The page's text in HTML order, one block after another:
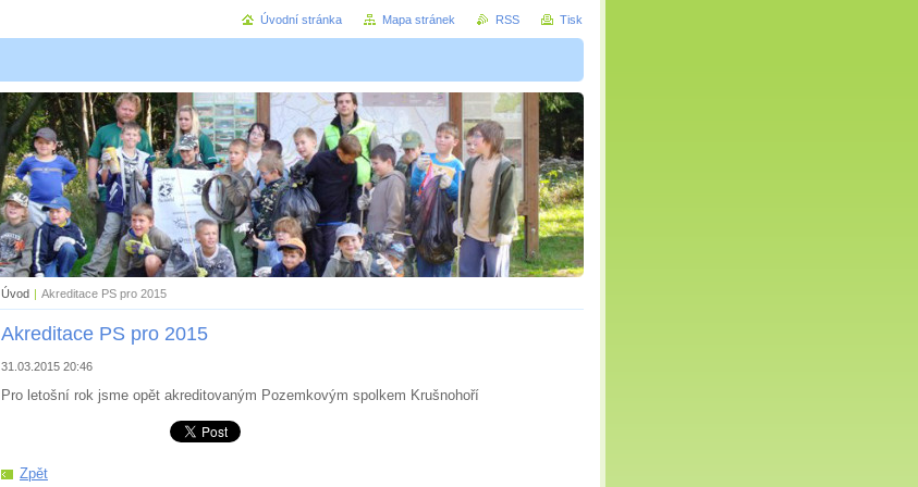
Úvod | Akreditace PS pro 2015
Akreditace PS pro 2015
31.03.2015 20:46
Pro letošní rok jsme opět akreditovaným Pozemkovým spolkem Krušnohoří
Zpět
Úvodní stránka Mapa stránek RSS Tisk